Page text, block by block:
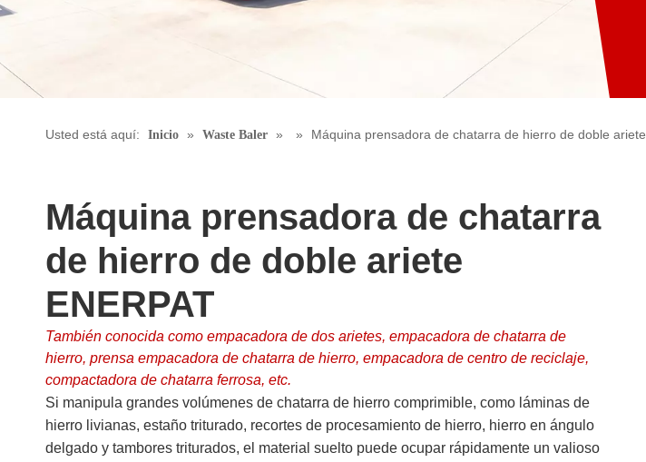
Usted está aquí: Inicio » Waste Baler » » Máquina prensadora de chatarra de hierro de doble ariete
Máquina prensadora de chatarra
de hierro de doble ariete
ENERPAT
También conocida como empacadora de dos arietes, empacadora de chatarra de
hierro, prensa empacadora de chatarra de hierro, empacadora de centro de reciclaje,
compactadora de chatarra ferrosa, etc.
Si manipula grandes volúmenes de chatarra de hierro comprimible, como láminas de
hierro livianas, estaño triturado, recortes de procesamiento de hierro, hierro en ángulo
delgado y tambores triturados, el material suelto puede ocupar rápidamente un valioso